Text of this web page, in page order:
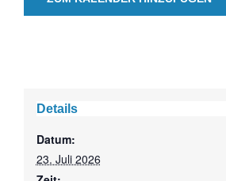
Details
Datum:
23. Juli 2026